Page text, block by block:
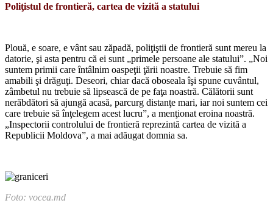
Poliţistul de frontieră, cartea de vizită a statului
Plouă, e soare, e vânt sau zăpa­dă, poliţiştii de frontieră sunt me­reu la
datorie, şi asta pentru că ei sunt „primele persoane ale statu­lui”. „Noi
suntem primii care întâl­nim oaspeţii ţării noastre. Trebuie să fim
amabili şi drăguţi. Deseori, chiar dacă oboseala îşi spune cu­vântul,
zâmbetul nu trebuie să lip­sească de pe faţa noastră. Călătorii sunt
nerăbdători să ajungă acasă, parcurg distanţe mari, iar noi sun­tem cei
care trebuie să înţelegem acest lucru”, a menţionat eroina noastră.
„Inspectorii controlului de frontieră reprezintă cartea de vizită a
Republicii Moldova”, a mai adău­gat domnia sa.
Foto: vocea.md